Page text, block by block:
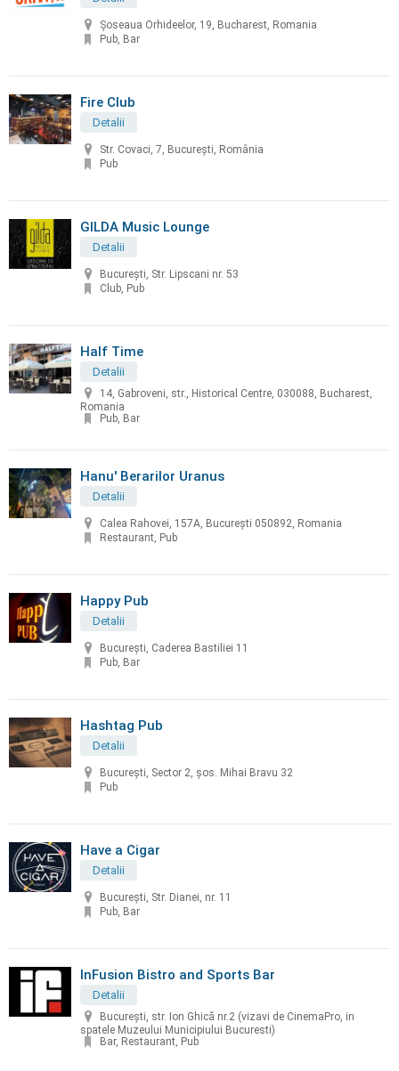
Șoseaua Orhideelor, 19, Bucharest, Romania
Pub, Bar
Fire Club
Detalii
Str. Covaci, 7, București, România
Pub
GILDA Music Lounge
Detalii
București, Str. Lipscani nr. 53
Club, Pub
Half Time
Detalii
14, Gabroveni, str., Historical Centre, 030088, Bucharest,
Romania
Pub, Bar
Hanu' Berarilor Uranus
Detalii
Calea Rahovei, 157A, București 050892, Romania
Restaurant, Pub
Happy Pub
Detalii
București, Caderea Bastiliei 11
Pub, Bar
Hashtag Pub
Detalii
București, Sector 2, șos. Mihai Bravu 32
Pub
Have a Cigar
Detalii
București, Str. Dianei, nr. 11
Pub, Bar
InFusion Bistro and Sports Bar
Detalii
București, str. Ion Ghică nr.2 (vizavi de CinemaPro, in
spatele Muzeului Municipiului Bucuresti)
Bar, Restaurant, Pub